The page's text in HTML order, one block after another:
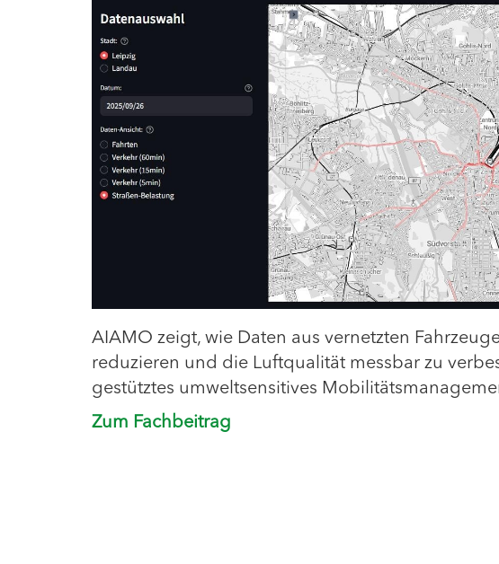
AIAMO zeigt, wie Daten aus vernetzten
reduzieren und die Luftqualität messbar zu
gestütztes umweltsensitives
Zum Fachbeitrag